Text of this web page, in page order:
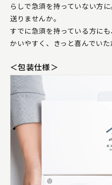
らしで急須を持っていない方
送りませんか。
すでに急須を持っている方に
かいやすく、きっと喜んでいた
＜包装仕様＞